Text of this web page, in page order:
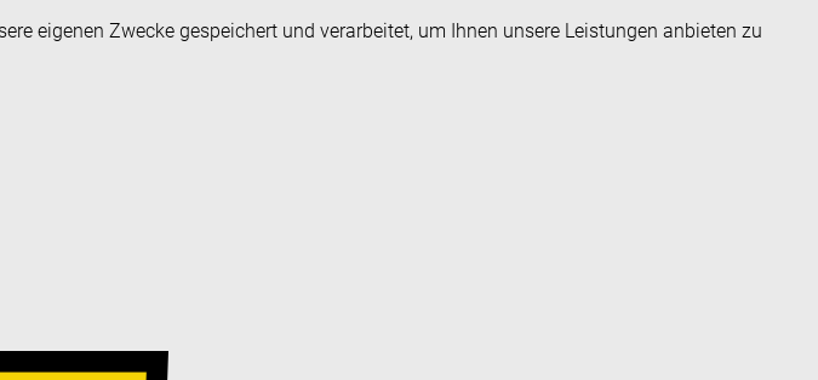
eigenen Zwecke gespeichert und verarbeitet, um Ihnen unsere Leistungen anbieten zu